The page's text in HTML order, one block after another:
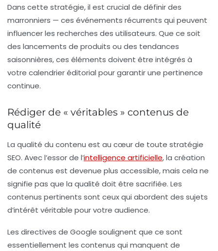
Dans cette stratégie, il est crucial de définir des
marronniers — ces événements récurrents qui peuvent
influencer les recherches des utilisateurs. Que ce soit
des lancements de produits ou des tendances
saisonnières, ces éléments doivent être intégrés à
votre calendrier éditorial pour garantir une pertinence
continue.
Rédiger de « véritables » contenus de
qualité
La qualité du contenu est au cœur de toute stratégie
SEO. Avec l’essor de l’intelligence artificielle, la création
de contenus est devenue plus accessible, mais cela ne
signifie pas que la qualité doit être sacrifiée. Les
contenus pertinents sont ceux qui abordent des sujets
d’intérêt véritable pour votre audience.
Les directives de Google soulignent que ce sont
essentiellement les contenus qui manquent de